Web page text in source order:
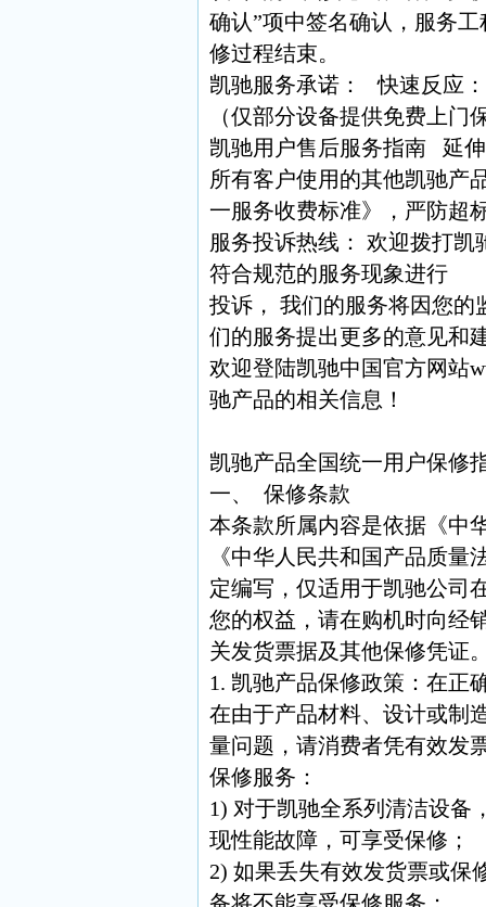
确认”项中签名确认，服务
修过程结束。
凯驰服务承诺： 快速反应
（仅部分设备提供免费上门
凯驰用户售后服务指南 延
所有客户使用的其他凯驰产
一服务收费标准》，严防超
服务投诉热线： 欢迎拨打凯
符合规范的服务现象进行
投诉， 我们的服务将因您的
们的服务提出更多的意见和
欢迎登陆凯驰中国官方网站
驰产品的相关信息！
凯驰产品全国统一用户保修
一、 保修条款
本条款所属内容是依据《中
《中华人民共和国产品质量
定编写，仅适用于凯驰公司
您的权益，请在购机时向经
关发货票据及其他保修凭证
1. 凯驰产品保修政策：在正
在由于产品材料、设计或制
量问题，请消费者凭有效发
保修服务：
1) 对于凯驰全系列清洁设备
现性能故障，可享受保修；
2) 如果丢失有效发货票或保
备将不能享受保修服务；